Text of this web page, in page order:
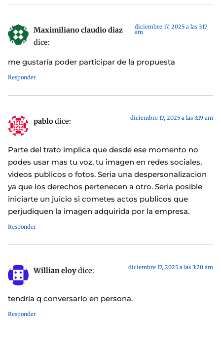
Maximiliano claudio diaz
dice:
diciembre 17, 2025 a las 3:17
am
me gustaría poder participar de la propuesta
Responder
pablodice: diciembre 17, 2025 a las 3:19 am
Parte del trato implica que desde ese momento no
podes usar mas tu voz, tu imagen en redes sociales,
videos publicos o fotos. Seria una despersonalizacion
ya que los derechos pertenecen a otro. Seria posible
iniciarte un juicio si cometes actos publicos que
perjudiquen la imagen adquirida por la empresa.
Responder
Willian eloydice: diciembre 17, 2025 a las 3:20 am
tendría q conversarlo en persona.
Responder